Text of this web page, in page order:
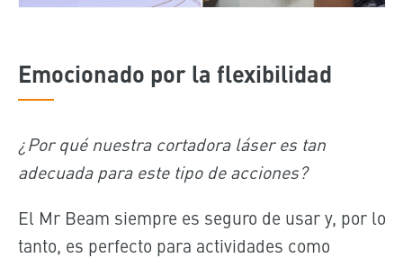
Emocionado por la flexibilidad
¿Por qué nuestra cortadora láser es tan
adecuada para este tipo de acciones?
El Mr Beam siempre es seguro de usar y, por lo
tanto, es perfecto para actividades como